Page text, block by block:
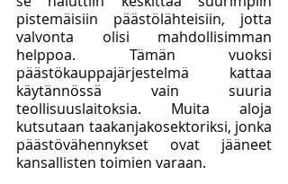
pistemäisiin päästölähteisiin, jotta
valvonta olisi mahdollisimman
helppoa. Tämän vuoksi
päästökauppajärjestelmä kattaa
käytännössä vain suuria
teollisuuslaitoksia. Muita aloja
kutsutaan taakanjakosektoriksi, jonka
päästövähennykset ovat jääneet
kansallisten toimien varaan.